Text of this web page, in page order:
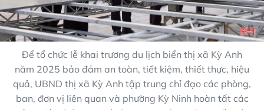
Để tổ chức lễ khai trương du lịch biển thị xã Kỳ Anh
năm 2025 bảo đảm an toàn, tiết kiệm, thiết thực, hiệu
quả, UBND thị xã Kỳ Anh tập trung chỉ đạo các phòng,
ban, đơn vị liên quan và phường Kỳ Ninh hoàn tất các